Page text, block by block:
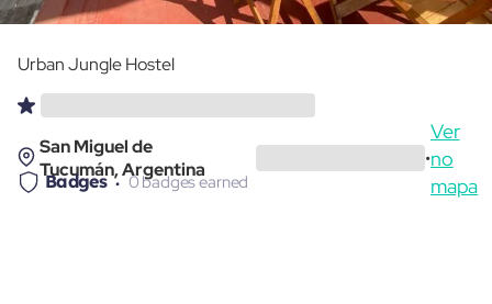
Urban Jungle Hostel
San Miguel de
Tucumán, Argentina
•
Ver
no
mapa
Badges 0 badges earned